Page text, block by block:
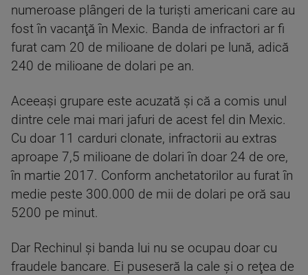
numeroase plângeri de la turişti americani care au
fost în vacanţă în Mexic. Banda de infractori ar fi
furat cam 20 de milioane de dolari pe lună, adică
240 de milioane de dolari pe an.
Aceeaşi grupare este acuzată şi că a comis unul
dintre cele mai mari jafuri de acest fel din Mexic.
Cu doar 11 carduri clonate, infractorii au extras
aproape 7,5 milioane de dolari în doar 24 de ore,
în martie 2017. Conform anchetatorilor au furat în
medie peste 300.000 de mii de dolari pe oră sau
5200 pe minut.
Dar Rechinul şi banda lui nu se ocupau doar cu
fraudele bancare. Ei puseseră la cale şi o reţea de